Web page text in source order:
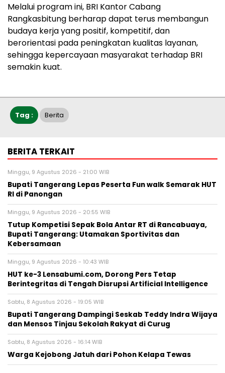
Melalui program ini, BRI Kantor Cabang
Rangkasbitung berharap dapat terus membangun
budaya kerja yang positif, kompetitif, dan
berorientasi pada peningkatan kualitas layanan,
sehingga kepercayaan masyarakat terhadap BRI
semakin kuat.
Tag : Berita
BERITA TERKAIT
Minggu, 9 Agustus 2026 - 21:00 WIB
Bupati Tangerang Lepas Peserta Fun walk Semarak HUT
RI di Panongan
Minggu, 9 Agustus 2026 - 20:55 WIB
Tutup Kompetisi Sepak Bola Antar RT di Rancabuaya,
Bupati Tangerang: Utamakan Sportivitas dan
Kebersamaan
Minggu, 9 Agustus 2026 - 10:43 WIB
HUT ke-3 Lensabumi.com, Dorong Pers Tetap
Berintegritas di Tengah Disrupsi Artificial Intelligence
Sabtu, 8 Agustus 2026 - 19:05 WIB
Bupati Tangerang Dampingi Seskab Teddy Indra Wijaya
dan Mensos Tinjau Sekolah Rakyat di Curug
Sabtu, 8 Agustus 2026 - 16:14 WIB
Warga Kejobong Jatuh dari Pohon Kelapa Tewas